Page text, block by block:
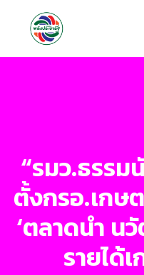
“รมว.ธรร
ตั้งกรอ.เกษ
‘ตลาดนำ น
รายได้